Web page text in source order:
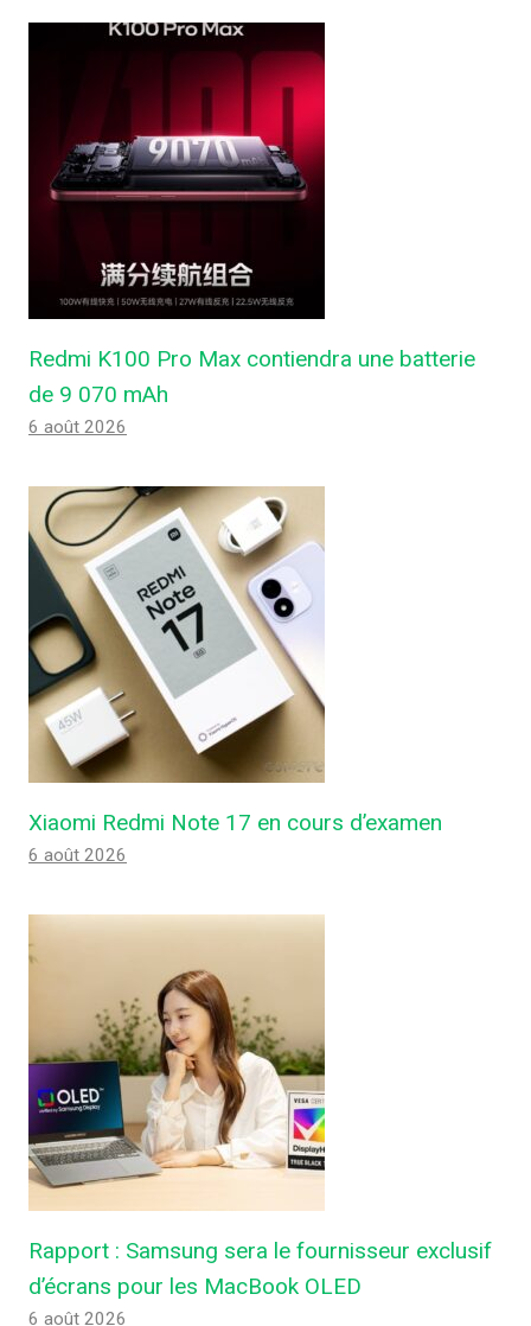
Redmi K100 Pro Max contiendra une batterie
de 9 070 mAh
6 août 2026
Xiaomi Redmi Note 17 en cours d’examen
6 août 2026
Rapport : Samsung sera le fournisseur exclusif
d’écrans pour les MacBook OLED
6 août 2026